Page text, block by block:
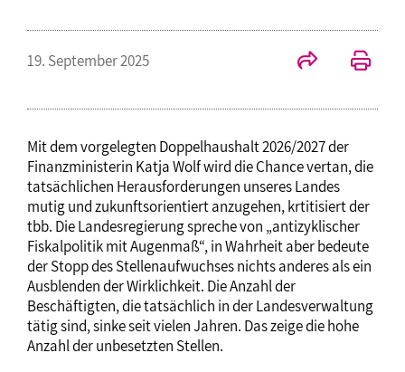
19. September 2025
Mit dem vorgelegten Doppelhaushalt 2026/2027 der
Finanzministerin Katja Wolf wird die Chance vertan, die
tatsächlichen Herausforderungen unseres Landes
mutig und zukunftsorientiert anzugehen, krtitisiert der
tbb. Die Landesregierung spreche von „antizyklischer
Fiskalpolitik mit Augenmaß“, in Wahrheit aber bedeute
der Stopp des Stellenaufwuchses nichts anderes als ein
Ausblenden der Wirklichkeit. Die Anzahl der
Beschäftigten, die tatsächlich in der Landesverwaltung
tätig sind, sinke seit vielen Jahren. Das zeige die hohe
Anzahl der unbesetzten Stellen.